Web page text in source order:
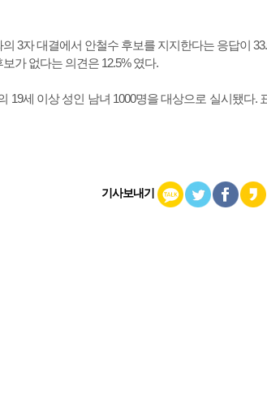
3자 대결에서 안철수 후보를 지지한다는 응답이
가 없다는 의견은 12.5% 였다.
세 이상 성인 남녀 1000명을 대상으로 실시됐다.
기사보내기